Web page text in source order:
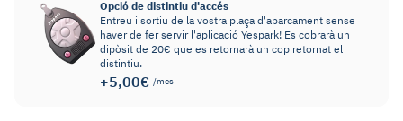
Opció de distintiu d'accés
Entreu i sortiu de la vostra plaça d'aparcament sense
haver de fer servir l'aplicació Yespark! Es cobrarà un
dipòsit de 20€ que es retornarà un cop retornat el
distintiu.
+5,00€ /mes